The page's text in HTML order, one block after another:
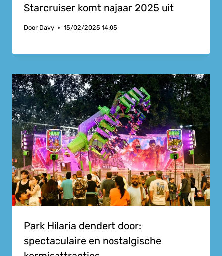
Starcruiser komt najaar 2025 uit
Door Davy 15/02/2025 14:05
Park Hilaria dendert door:
spectaculaire en nostalgische